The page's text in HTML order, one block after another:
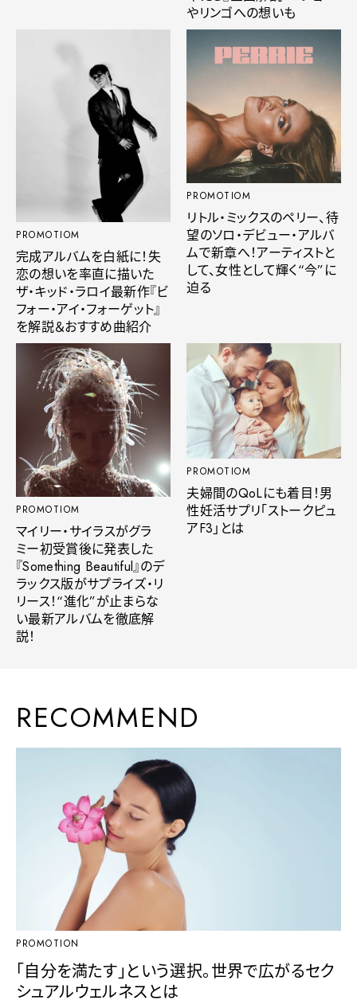
やリンゴへの想いも
PROMOTIOM
完成アルバムを白紙に！失
恋の想いを率直に描いた
ザ・キッド・ラロイ最新作『ビ
フォー・アイ・フォーゲット』
を解説＆おすすめ曲紹介
PROMOTIOM
リトル・ミックスのペリー、待
望のソロ・デビュー・アルバ
ムで新章へ！アーティストと
して、女性として輝く“今”に
迫る
PROMOTIOM
マイリー・サイラスがグラ
ミー初受賞後に発表した
『Something Beautiful』のデ
ラックス版がサプライズ・リ
リース！“進化”が止まらな
い最新アルバムを徹底解
説！
PROMOTIOM
夫婦間のQoLにも着目！男
性妊活サプリ「ストークピュ
アF3」とは
RECOMMEND
PROMOTION
「自分を満たす」という選択。世界で広がるセク
シュアルウェルネスとは